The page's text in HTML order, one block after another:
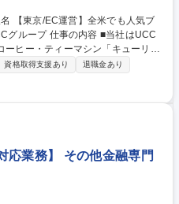
■当社はUCC
ヒー・ティーマシン「キューリ
ーリグ」は、アメリカでは毎年ブラ
ランドです。 公式ECモー
・大塚商会)の店舗責任者と
まで裁量権を持って担当いただけま
案及びモール運営 ■広告効果改善、
イティブ企画・実施 ■CVR、転換
商品等の企画売上分析、レポート
資格取得支援あり
退職金あり
応業務】 その他金融専門